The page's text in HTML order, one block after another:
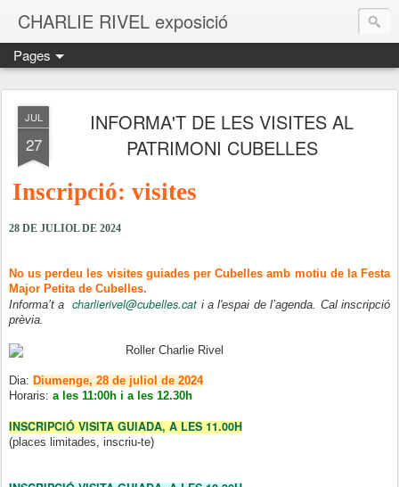
CHARLIE RIVEL exposició
Pages
JUL
27
INFORMA'T DE LES VISITES AL
PATRIMONI CUBELLES
Inscripció: visites
28 DE JULIOL DE 2024
No us perdeu les visites guiades per Cubelles amb motiu de la Festa
Major Petita de Cubelles.
Informa’t acharlierivel@cubelles.cat i a l'espai de l’agenda. Cal inscripció
prèvia.
Dia: Diumenge, 28 de juliol de 2024
Horaris: a les 11:00h i a les 12.30h
INSCRIPCIÓ VISITA GUIADA, A LES 11.00H
(places limitades, inscriu-te)